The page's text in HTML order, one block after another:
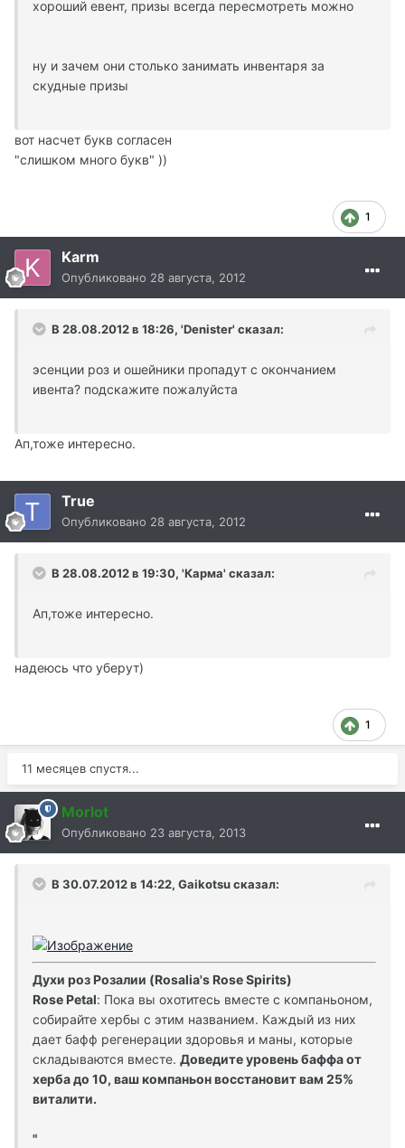
хороший евент, призы всегда пересмотреть можно
ну и зачем они столько занимать инвентаря за
скудные призы
вот насчет букв согласен
"слишком много букв" ))
1
Karm
Опубликовано 28 августа, 2012
В 28.08.2012 в 18:26, 'Denister' сказал:
эсенции роз и ошейники пропадут с окончанием
ивента? подскажите пожалуйста
Ап,тоже интересно.
True
Опубликовано 28 августа, 2012
В 28.08.2012 в 19:30, 'Карма' сказал:
Ап,тоже интересно.
надеюсь что уберут)
1
11 месяцев спустя...
Morlot
Опубликовано 23 августа, 2013
В 30.07.2012 в 14:22, Gaikotsu сказал:
Духи роз Розалии (Rosalia's Rose Spirits)
Rose Petal: Пока вы охотитесь вместе с компаньоном,
собирайте хербы с этим названием. Каждый из них
дает бафф регенерации здоровья и маны, которые
складываются вместе. Доведите уровень баффа от
херба до 10, ваш компаньон восстановит вам 25%
виталити.
"